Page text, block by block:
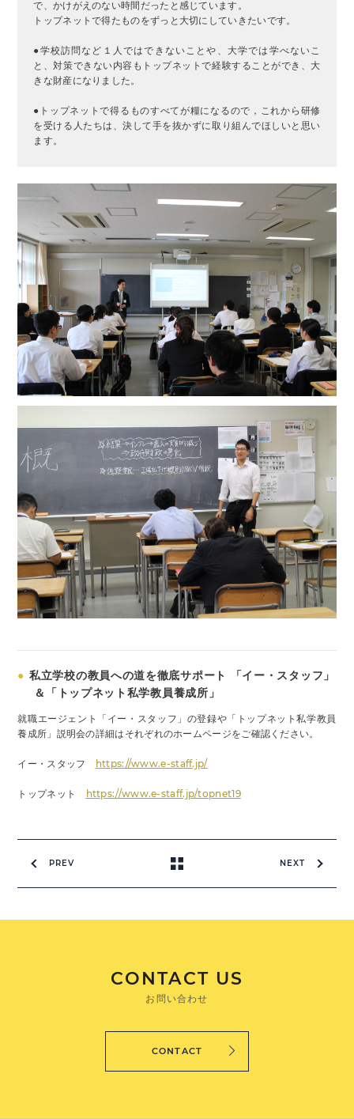
で、かけがえのない時間だったと感じています。
トップネットで得たものをずっと大切にしていきたいです。
●学校訪問など１人ではできないことや、大学では学べないこ
と、対策できない内容もトップネットで経験することができ、大
きな財産になりました。
●トップネットで得るものすべてが糧になるので，これから研修
を受ける人たちは、決して手を抜かずに取り組んでほしいと思い
ます。
● 私立学校の教員への道を徹底サポート 「イー・スタッフ」
＆「トップネット私学教員養成所」
就職エージェント「イー・スタッフ」の登録や「トップネット私学教員
養成所」説明会の詳細はそれぞれのホームページをご確認ください。
イー・スタッフ https://www.e-staff.jp/
トップネット https://www.e-staff.jp/topnet19
PREV NEXT
CONTACT US
お問い合わせ
CONTACT